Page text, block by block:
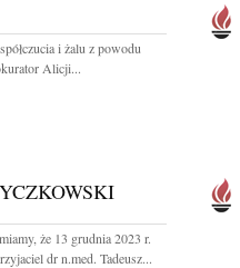
i żalu z powodu
Alicji...
że 13 grudnia 2023 r.
dr n.med. Tadeusz...